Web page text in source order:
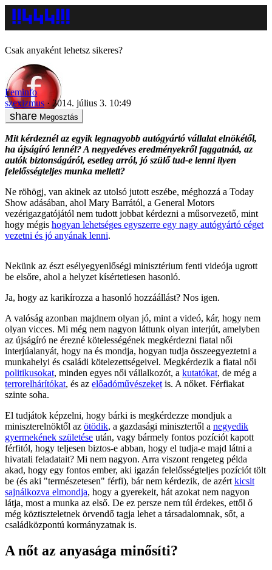
Csak anyaként lehetsz sikeres?
Feminfo
szexizmus
2014. július 3. 10:49
Megosztás
Mit kérdeznél az egyik legnagyobb autógyártó vállalat elnökétől,
ha újságíró lennél? A negyedéves eredményekről faggatnád, az
autók biztonságáról, esetleg arról, jó szülő tud-e lenni ilyen
felelősségteljes munka mellett?
Ne röhögj, van akinek az utolsó jutott eszébe, méghozzá a Today
Show adásában, ahol Mary Barrától, a General Motors
vezérigazgatójától nem tudott jobbat kérdezni a műsorvezető, mint
hogy mégis hogyan lehetséges egyszerre egy nagy autógyártó céget
vezetni és jó anyának lenni.
Nekünk az észt esélyegyenlőségi minisztérium fenti videója ugrott
be elsőre, ahol a helyzet kísértetiesen hasonló.
Ja, hogy az karikírozza a hasonló hozzáállást? Nos igen.
A valóság azonban majdnem olyan jó, mint a videó, kár, hogy nem
olyan vicces. Mi még nem nagyon láttunk olyan interjút, amelyben
az újságíró ne érezné kötelességének megkérdezni fiatal női
interjúalanyát, hogy na és mondja, hogyan tudja összeegyeztetni a
munkahelyi és családi kötelezettségeivel. Megkérdezik a fiatal női
politikusokat, minden egyes női vállalkozót, a kutatókat, de még a
terrorelhárítókat, és az előadóművészeket is. A nőket. Férfiakat
szinte soha.
El tudjátok képzelni, hogy bárki is megkérdezze mondjuk a
miniszterelnöktől az ötödik, a gazdasági minisztertől a negyedik
gyermekének születése után, vagy bármely fontos pozíciót kapott
férfitól, hogy teljesen biztos-e abban, hogy el tudja-e majd látni a
hivatali feladatait? Mi nem nagyon. Arra viszont rengeteg példa
akad, hogy egy fontos ember, aki igazán felelősségteljes pozíciót tölt
be (és aki "természetesen" férfi), bár nem kérdezik, de azért kicsit
sajnálkozva elmondja, hogy a gyerekeit, hát azokat nem nagyon
látja, most a munka az első. De ez persze nem túl érdekes, ettől ő
még köztiszteletnek örvendő tagja lehet a társadalomnak, sőt, a
családközpontú kormányzatnak is.
A nőt az anyasága minősíti?